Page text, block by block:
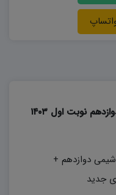
دانلود نمونه سوالات امتحانی شیمی دوازدهم نوبت اول ۱۴۰۳
دوازدهم +
جدید